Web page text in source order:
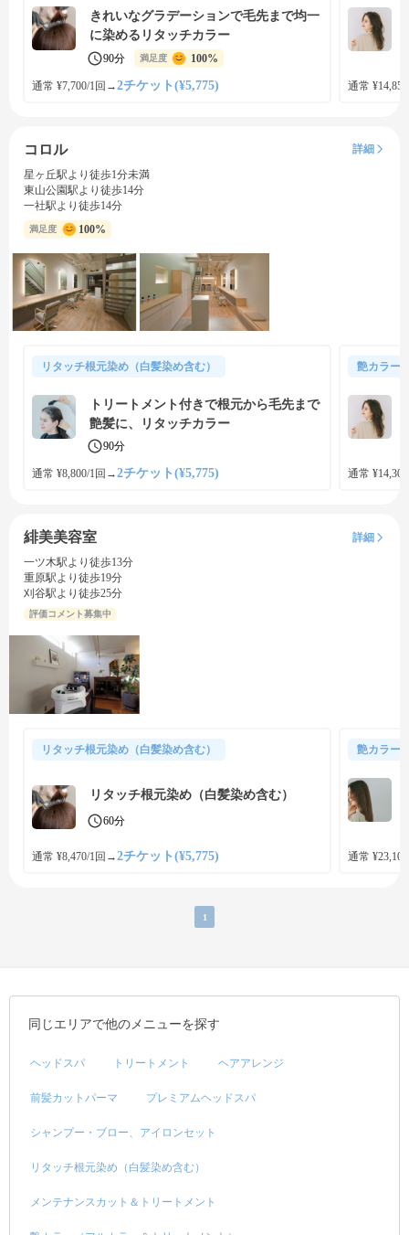
きれいなグラデーションで毛先まで均一
に染めるリタッチカラー
90分 満足度 100%
通常 ¥7,700/1回 →2チケット(¥5,775) 通常
コロル
詳細
星ヶ丘駅より徒歩1分未満
東山公園駅より徒歩14分
一社駅より徒歩14分
満足度 100%
リタッチ根元染め（白髪染め含む）
トリートメント付きで根元から毛先まで
艶髪に、リタッチカラー
90分
通常 ¥8,800/1回 →2チケット(¥5,775)
艶カラー
通常
緋美美容室
詳細
一ツ木駅より徒歩13分
重原駅より徒歩19分
刈谷駅より徒歩25分
評価コメント募集中
リタッチ根元染め（白髪染め含む）
リタッチ根元染め（白髪染め含む）
60分
通常 ¥8,470/1回 →2チケット(¥5,775)
艶カラー
通常
1
同じエリアで他のメニューを探す
ヘッドスパ トリートメント ヘアアレンジ
前髪カットパーマ プレミアムヘッドスパ
シャンプー・ブロー、アイロンセット
リタッチ根元染め（白髪染め含む）
メンテナンスカット＆トリートメント